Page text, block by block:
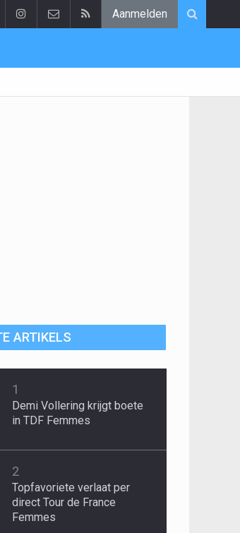
Aanmelden
ARTIKELS
1
Demi Vollering krijgt boete
in TDF Femmes
2
Topfavoriete verlaat per
direct Tour de France
Femmes